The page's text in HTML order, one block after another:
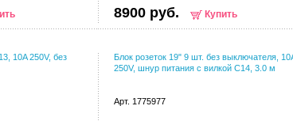
8900 руб. Купить
10A 250V, без
Блок розеток 19" 9 шт. без выключателя,
250V, шнур питания с вилкой C14, 3.0 м
Арт. 1775977